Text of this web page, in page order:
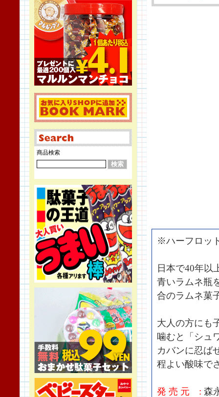
商品検索
※ハーフロッ
日本で40年以
青いラムネ瓶
合のラムネ菓
大人の方にも
噛むと「シュ
カバンに忍ば
程よい酸味で
発 売 元 : 森